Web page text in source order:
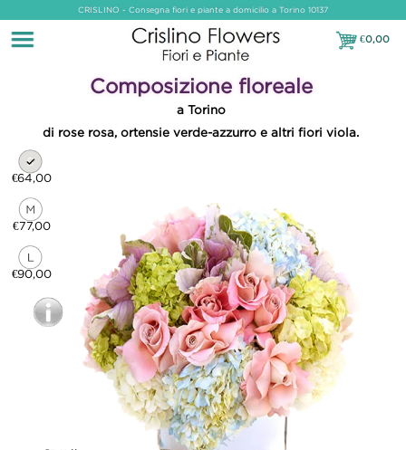
CRISLINO - Consegna fiori e piante a domicilio a Torino 10137
€0,00
€0,00
Composizione floreale
a Torino
di rose rosa, ortensie verde-azzurro e altri fiori viola.
€64,00
€77,00
€90,00